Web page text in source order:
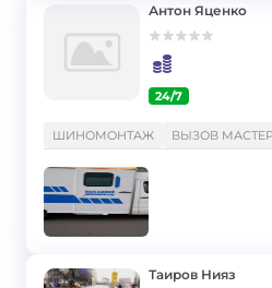
Антон Яценко
24/7
ШИНОМОНТАЖ ВЫЗОВ
Таиров Нияз